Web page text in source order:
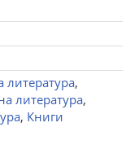
литература,
литература,
, Книги